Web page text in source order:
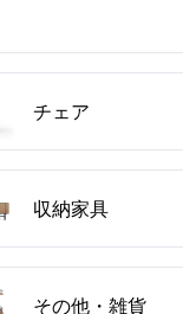
チェア
収納家具
その他・雑貨